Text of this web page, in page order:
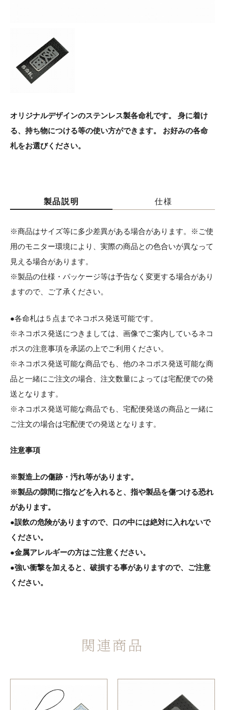
オリジナルデザインのステンレス製各命札です。 身に着け
る、持ち物につける等の使い方ができます。 お好みの各命
札をお選びください。
製品説明 仕様
※商品はサイズ等に多少差異がある場合があります。※ご使
用のモニター環境により、実際の商品との色合いが異なって
見える場合があります。
※製品の仕様・パッケージ等は予告なく変更する場合があり
ますので、ご了承ください。
●各命札は５点までネコポス発送可能です。
※ネコポス発送につきましては、画像でご案内しているネコ
ポスの注意事項を承諾の上でご利用ください。
※ネコポス発送可能な商品でも、他のネコポス発送可能な商
品と一緒にご注文の場合、注文数量によっては宅配便での発
送となります。
※ネコポス発送可能な商品でも、宅配便発送の商品と一緒に
ご注文の場合は宅配便での発送となります。
注意事項
※製造上の傷跡・汚れ等があります。
※製品の隙間に指などを入れると、指や製品を傷つける恐れ
があります。
●誤飲の危険がありますので、口の中には絶対に入れないで
ください。
●金属アレルギーの方はご注意ください。
●強い衝撃を加えると、破損する事がありますので、ご注意
ください。
関連商品